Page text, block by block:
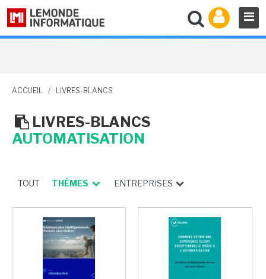
ACCUEIL / LIVRES-BLANCS
LIVRES-BLANCS
AUTOMATISATION
TOUT THÈMES ENTREPRISES